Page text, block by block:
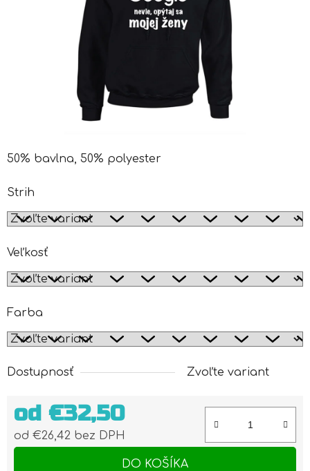
50% bavlna, 50% polyester
Strih
Veľkosť
Farba
Dostupnosť Zvoľte variant
od €32,50
od €26,42 bez DPH
DO KOŠÍKA